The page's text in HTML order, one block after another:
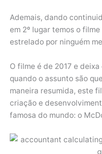
Ademais, dando
em 2º lugar temos o
estrelado por ninguém
O filme é de 2017 e
quando o assunto são
maneira resumida, este
criação e
famosa do mundo: o